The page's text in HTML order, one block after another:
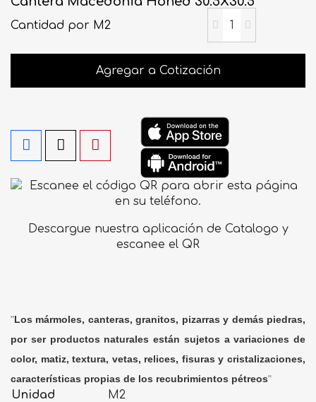
Cantidad por M2
Agregar a Cotización
Descargue nuestra aplicación de Catalogo y
escanee el QR
"Los mármoles, canteras, granitos, pizarras y demás piedras,
por ser productos naturales están sujetos a variaciones de
color, matiz, textura, vetas, relices, fisuras y cristalizaciones,
características propias de los recubrimientos pétreos"
Unidad
M2